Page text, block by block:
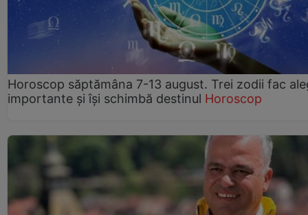
Horoscop săptămâna 7-13 august. Trei zodii fac
importante și își schimbă destinul Horoscop